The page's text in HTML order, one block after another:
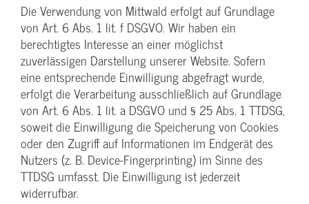
Die Verwendung von Mittwald erfolgt auf Grundlage
von Art. 6 Abs. 1 lit. f DSGVO. Wir haben ein
berechtigtes Interesse an einer möglichst
zuverlässigen Darstellung unserer Website. Sofern
eine entsprechende Einwilligung abgefragt wurde,
erfolgt die Verarbeitung ausschließlich auf Grundlage
von Art. 6 Abs. 1 lit. a DSGVO und § 25 Abs. 1 TTDSG,
soweit die Einwilligung die Speicherung von Cookies
oder den Zugriff auf Informationen im Endgerät des
Nutzers (z. B. Device-Fingerprinting) im Sinne des
TTDSG umfasst. Die Einwilligung ist jederzeit
widerrufbar.